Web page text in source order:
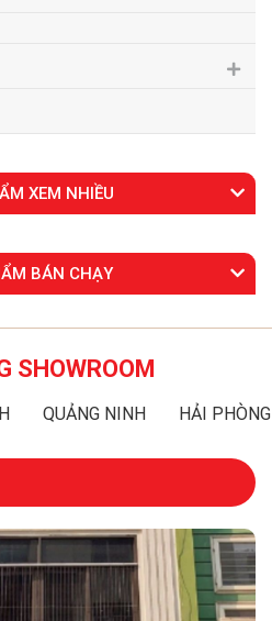
XEM NHIỀU
BÁN CHẠY
SHOWROOM
QUẢNG NINH HẢI PHÒNG